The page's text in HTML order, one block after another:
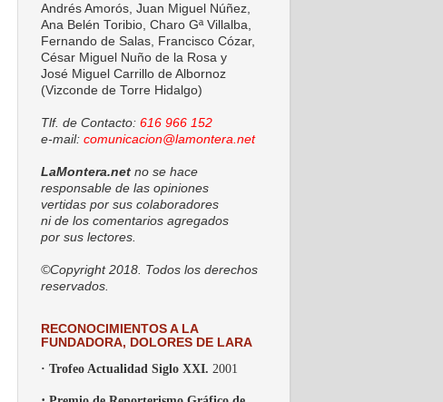
Andrés Amorós, Juan Miguel Núñez,
Ana Belén Toribio, Charo Gª Villalba,
Fernando de Salas, Francisco Cózar,
César Miguel Nuño de la Rosa y
José Miguel Carrillo de Albornoz
(Vizconde de Torre Hidalgo)
Tlf. de Contacto: 616 966 152
e-mail: comunicacion@lamontera.net
LaMontera.net no se hace
responsable de las opiniones
vertidas por sus colaboradores
ni de los comentarios agregados
por sus lectores.
©Copyright 2018. Todos los derechos
reservados.
RECONOCIMIENTOS A LA
FUNDADORA, DOLORES DE LARA
· Trofeo Actualidad Siglo XXI. 2001